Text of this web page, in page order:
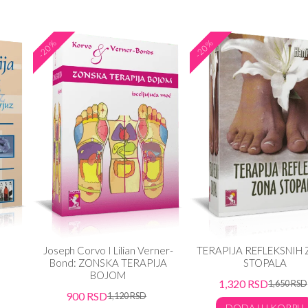
-20%
Joseph Corvo I Lilian Verner-
Bond: ZONSKA TERAPIJA
BOJOM
1,120RSD
900RSD
-20%
TERAPIJA REFLEKSNIH
STOPALA
1,650RSD
1,320RSD